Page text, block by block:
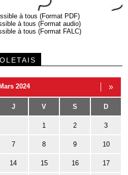
à tous (Format PDF)
à tous (Format audio)
à tous (Format FALC)
Mars 2024 »
J V S D
1 2 3
7 8 9 10
14 15 16 17